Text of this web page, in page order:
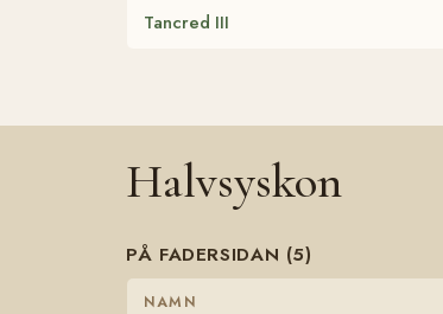
Tancred III
Halvsyskon
PÅ FADERSIDAN (5)
NAMN